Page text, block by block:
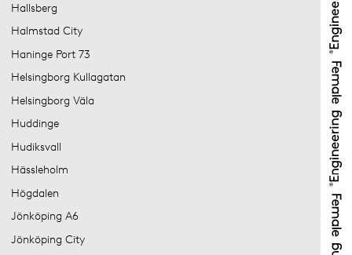
Hallsberg
Halmstad City
Haninge Port 73
Helsingborg Kullagatan
Helsingborg Väla
Huddinge
Hudiksvall
Hässleholm
Högdalen
Jönköping A6
Jönköping City